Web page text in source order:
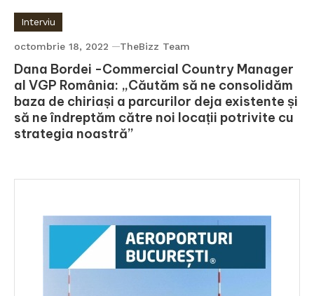
Interviu
octombrie 18, 2022 TheBizz Team
Dana Bordei -Commercial Country Manager
al VGP România: „Căutăm să ne consolidăm
baza de chiriași a parcurilor deja existente și
să ne îndreptăm către noi locații potrivite cu
strategia noastră”